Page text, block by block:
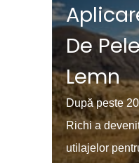
De
Lemn
După peste
Richi a
utilajelor